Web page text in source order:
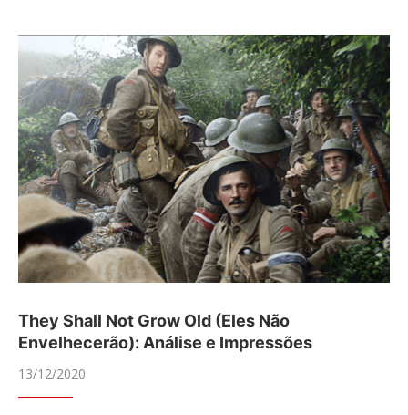
They Shall Not Grow Old (Eles Não
Envelhecerão): Análise e Impressões
13/12/2020